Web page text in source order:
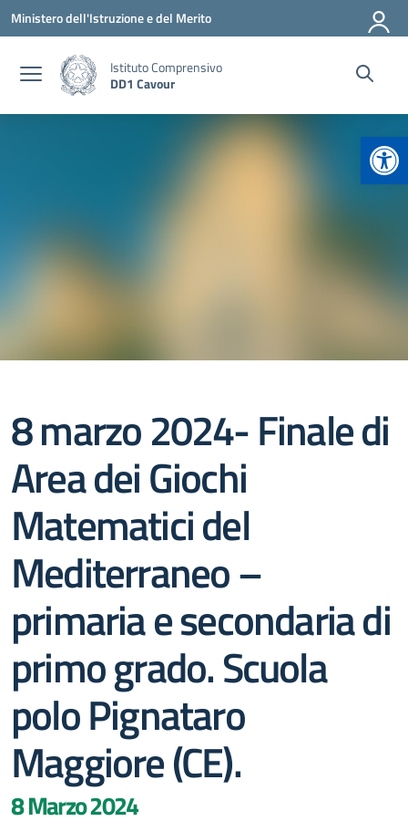
Vai ai contenuti
Vai al menu di navigazione
Vai al footer
Ministero dell'Istruzione e del Merito
Istituto Comprensivo
DD1 Cavour
8 marzo 2024- Finale di
Area dei Giochi
Matematici del
Mediterraneo –
primaria e secondaria di
primo grado. Scuola
polo Pignataro
Maggiore (CE).
8 Marzo 2024